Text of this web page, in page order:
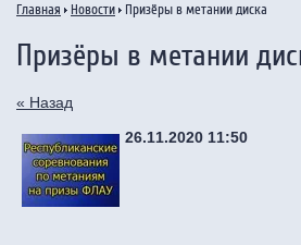
Главная Новости Призёры в метании диска
Призёры в метании
« Назад
26.11.2020 11:50